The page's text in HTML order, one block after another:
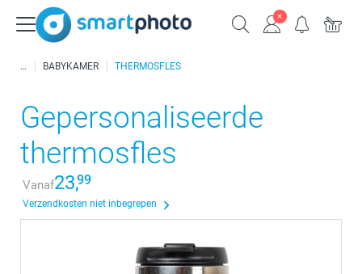
BABYKAMER THERMOSFLES
Gepersonaliseerde
thermosfles
Vanaf23,99
Verzendkosten niet inbegrepen